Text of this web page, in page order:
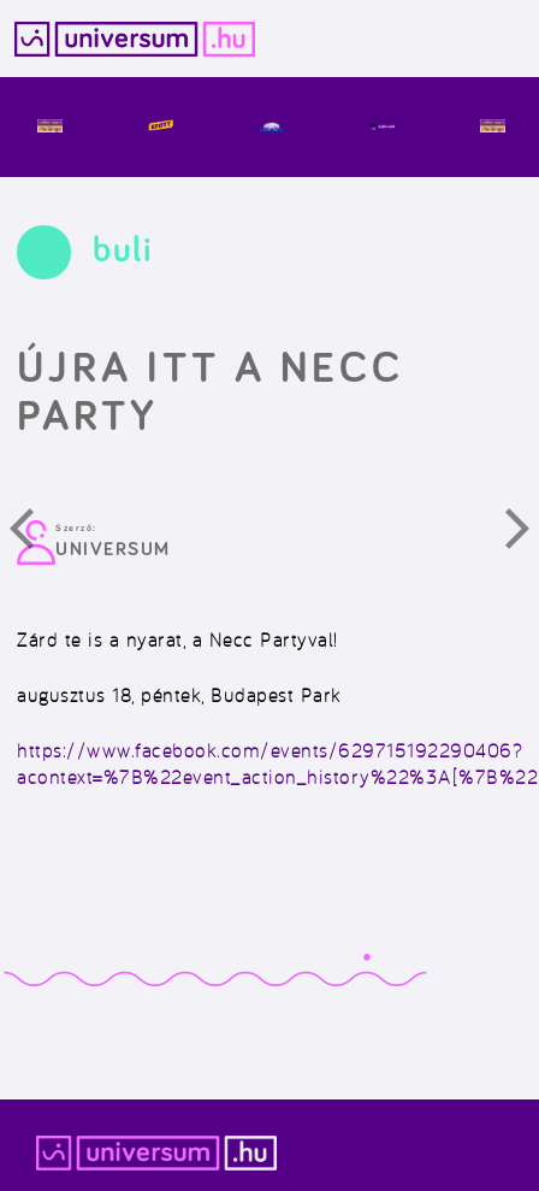
tartalomba
buli
ÚJRA ITT A NECC
PARTY
Szerző:
UNIVERSUM
Zárd te is a nyarat, a Necc Partyval!
augusztus 18, péntek, Budapest Park
https://www.facebook.com/events/629715192290406?